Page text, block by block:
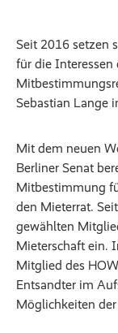
Seit 2016 setzen
für die Interessen
Sebastian Lange
Mit dem neuen
Berliner Senat
Mitbestimmung
den Mieterrat.
gewählten
Mieterschaft ein.
Mitglied des
Entsandter im
Möglichkeiten